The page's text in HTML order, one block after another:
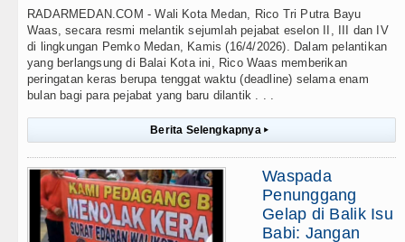
RADARMEDAN.COM - Wali Kota Medan, Rico Tri Putra Bayu
Waas, secara resmi melantik sejumlah pejabat eselon II, III dan IV
di lingkungan Pemko Medan, Kamis (16/4/2026). Dalam pelantikan
yang berlangsung di Balai Kota ini, Rico Waas memberikan
peringatan keras berupa tenggat waktu (deadline) selama enam
bulan bagi para pejabat yang baru dilantik . . .
Berita Selengkapnya ▸
Waspada
Penunggang
Gelap di Balik Isu
Babi: Jangan